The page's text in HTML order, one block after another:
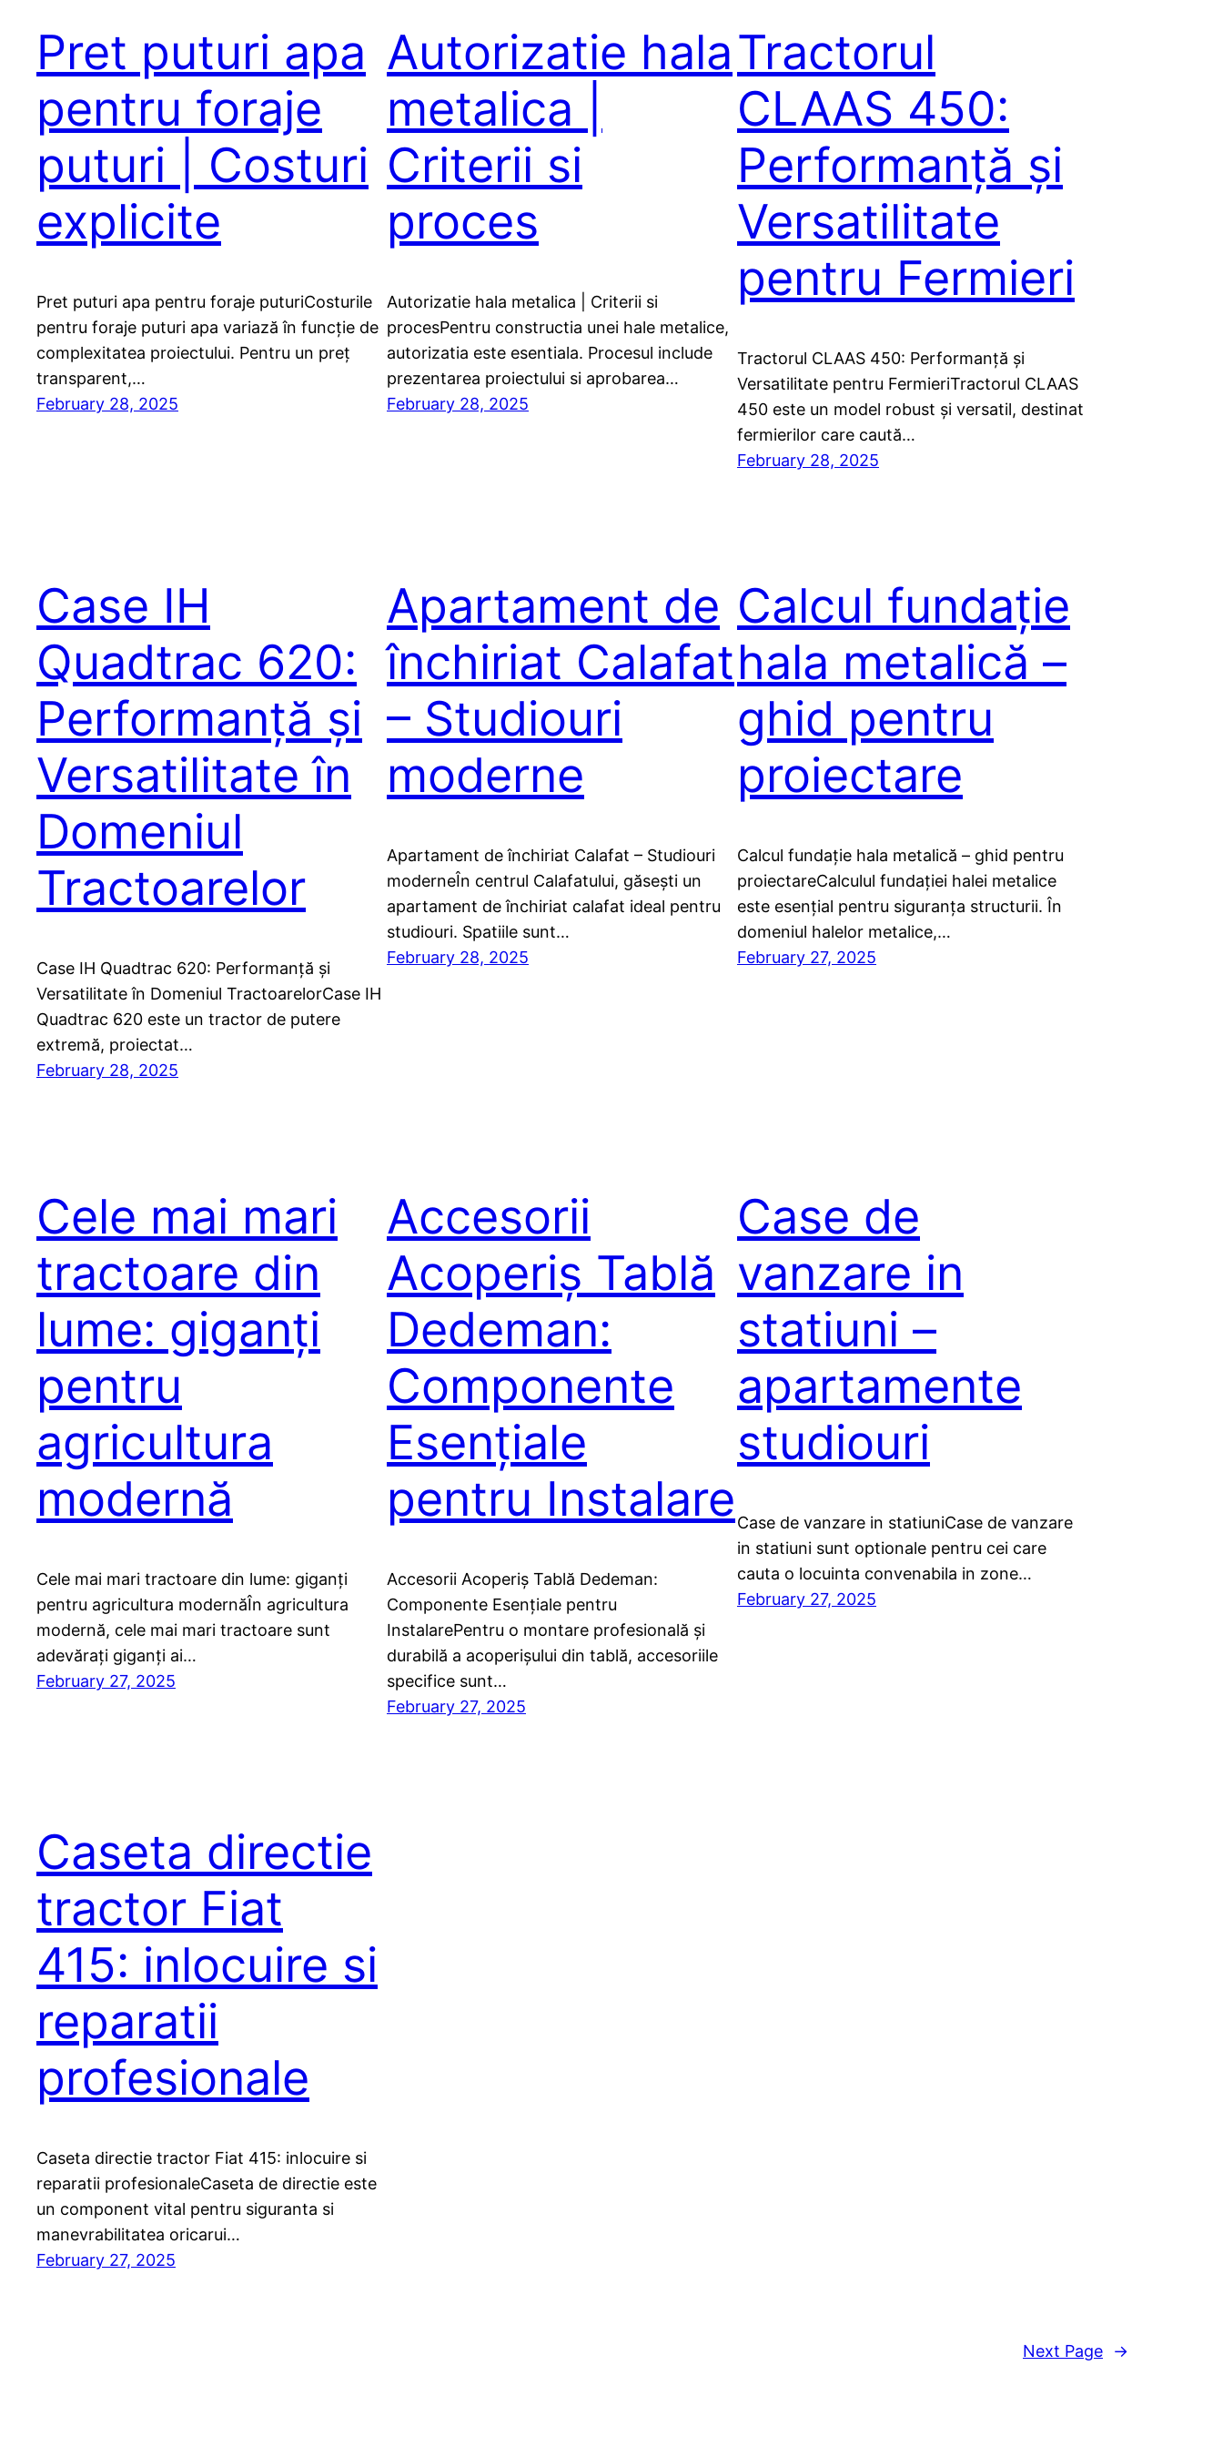
Pret puturi apa
pentru foraje
puturi | Costuri
explicite
Pret puturi apa pentru foraje puturiCosturile
pentru foraje puturi apa variază în funcție de
complexitatea proiectului. Pentru un preț
transparent,…
February 28, 2025
Autorizatie hala
metalica |
Criterii si
proces
Autorizatie hala metalica | Criterii si
procesPentru constructia unei hale metalice,
autorizatia este esentiala. Procesul include
prezentarea proiectului si aprobarea…
February 28, 2025
Tractorul
CLAAS 450:
Performanță și
Versatilitate
pentru Fermieri
Tractorul CLAAS 450: Performanță și
Versatilitate pentru FermieriTractorul CLAAS
450 este un model robust și versatil, destinat
fermierilor care caută…
February 28, 2025
Case IH
Quadtrac 620:
Performanță și
Versatilitate în
Domeniul
Tractoarelor
Case IH Quadtrac 620: Performanță și
Versatilitate în Domeniul TractoarelorCase IH
Quadtrac 620 este un tractor de putere
extremă, proiectat…
February 28, 2025
Apartament de
închiriat Calafat
– Studiouri
moderne
Apartament de închiriat Calafat – Studiouri
moderneÎn centrul Calafatului, găsești un
apartament de închiriat calafat ideal pentru
studiouri. Spatiile sunt…
February 28, 2025
Calcul fundație
hala metalică –
ghid pentru
proiectare
Calcul fundație hala metalică – ghid pentru
proiectareCalculul fundației halei metalice
este esențial pentru siguranța structurii. În
domeniul halelor metalice,…
February 27, 2025
Cele mai mari
tractoare din
lume: giganți
pentru
agricultura
modernă
Cele mai mari tractoare din lume: giganți
pentru agricultura modernăÎn agricultura
modernă, cele mai mari tractoare sunt
adevărați giganți ai…
February 27, 2025
Accesorii
Acoperiș Tablă
Dedeman:
Componente
Esențiale
pentru Instalare
Accesorii Acoperiș Tablă Dedeman:
Componente Esențiale pentru
InstalarePentru o montare profesională și
durabilă a acoperișului din tablă, accesoriile
specifice sunt…
February 27, 2025
Case de
vanzare in
statiuni –
apartamente
studiouri
Case de vanzare in statiuniCase de vanzare
in statiuni sunt optionale pentru cei care
cauta o locuinta convenabila in zone…
February 27, 2025
Caseta directie
tractor Fiat
415: inlocuire si
reparatii
profesionale
Caseta directie tractor Fiat 415: inlocuire si
reparatii profesionaleCaseta de directie este
un component vital pentru siguranta si
manevrabilitatea oricarui…
February 27, 2025
Next Page →